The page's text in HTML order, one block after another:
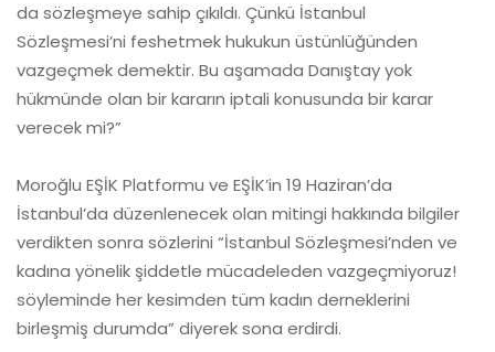
da sözleşmeye sahip çıkıldı. Çünkü İstanbul
Sözleşmesi’ni feshetmek hukukun üstünlüğünden
vazgeçmek demektir. Bu aşamada Danıştay yok
hükmünde olan bir kararın iptali konusunda bir karar
verecek mi?”
Moroğlu EŞİK Platformu ve EŞİK’in 19 Haziran’da
İstanbul’da düzenlenecek olan mitingi hakkında bilgiler
verdikten sonra sözlerini “İstanbul Sözleşmesi’nden ve
kadına yönelik şiddetle mücadeleden vazgeçmiyoruz!
söyleminde her kesimden tüm kadın derneklerini
birleşmiş durumda” diyerek sona erdirdi.